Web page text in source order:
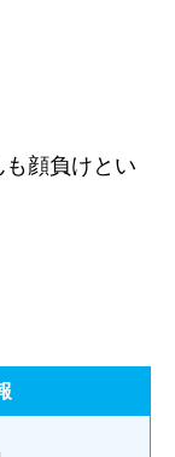
顔負けとい